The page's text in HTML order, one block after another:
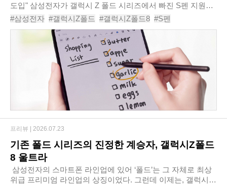
도입" 삼성전자가 갤럭시 Z 폴드 시리즈에서 빠진 S펜 지원을
완전히 포기한 것은 아니라고 밝혔다. 초슬림 디자인과 내구
성, 사용성을 모두 만족할 수 있는 기술..
#삼성전자 #갤럭시Z폴드 #갤럭시Z폴드8 #S펜
#폴더블스마트폰 #갤럭시폴드 #S펜지원 #삼성MX
#갤럭시Z폴드9
기존 폴드 시리즈의 진정한 계승자, 갤럭시Z폴드
8 울트라
​ 삼성전자의 스마트폰 라인업에 있어 ‘폴드’는 그 자체로 최상
위급 프리미엄 라인업의 상징이었다. 그런데 이제는, 갤럭시Z
프리뷰 | 2026.07.23